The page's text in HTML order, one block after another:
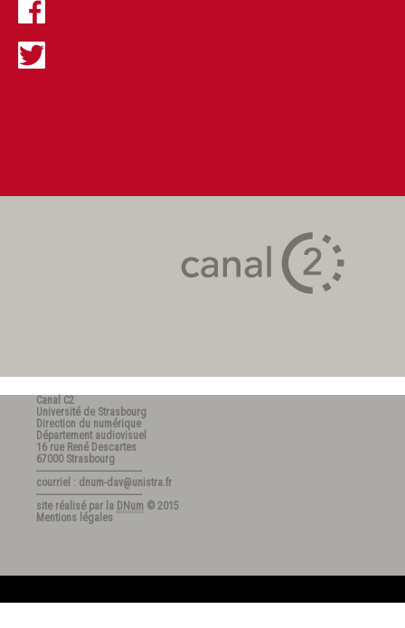
Canal C2
Université de Strasbourg
Direction du numérique
Département audiovisuel
16 rue René Descartes
67000 Strasbourg
---------------------------------------
courriel : dnum-dav@unistra.fr
---------------------------------------
site réalisé par la DNum © 2015
Mentions légales